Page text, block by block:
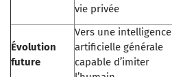
vie privée
Évolution
future
Vers une intelligence
artificielle générale
capable d’imiter